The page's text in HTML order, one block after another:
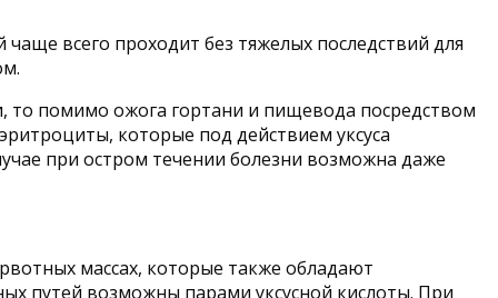
всего проходит без тяжелых последствий для
то помимо ожога гортани и пищевода посредством
которые под действием уксуса
при остром течении болезни возможна даже
массах, которые также обладают
путей возможны парами уксусной кислоты. При